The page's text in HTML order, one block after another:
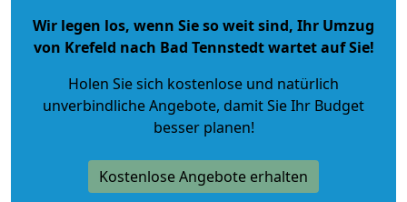
Wir legen los, wenn Sie so weit sind, Ihr Umzug
von Krefeld nach Bad Tennstedt wartet auf Sie!
Holen Sie sich kostenlose und natürlich
unverbindliche Angebote, damit Sie Ihr Budget
besser planen!
Kostenlose Angebote erhalten